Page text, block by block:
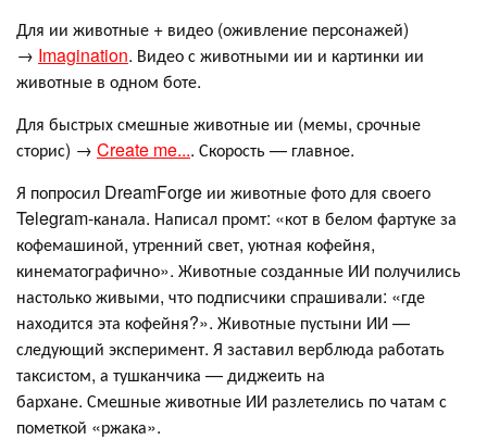
Для ии животные + видео (оживление персонажей)
→ Imagination. Видео с животными ии и картинки ии
животные в одном боте.
Для быстрых смешные животные ии (мемы, срочные
сторис) → Create me.... Скорость — главное.
Я попросил DreamForge ии животные фото для своего
Telegram-канала. Написал промт: «кот в белом фартуке за
кофемашиной, утренний свет, уютная кофейня,
кинематографично». Животные созданные ИИ получились
настолько живыми, что подписчики спрашивали: «где
находится эта кофейня?». Животные пустыни ИИ —
следующий эксперимент. Я заставил верблюда работать
таксистом, а тушканчика — диджеить на
бархане. Смешные животные ИИ разлетелись по чатам с
пометкой «ржака».